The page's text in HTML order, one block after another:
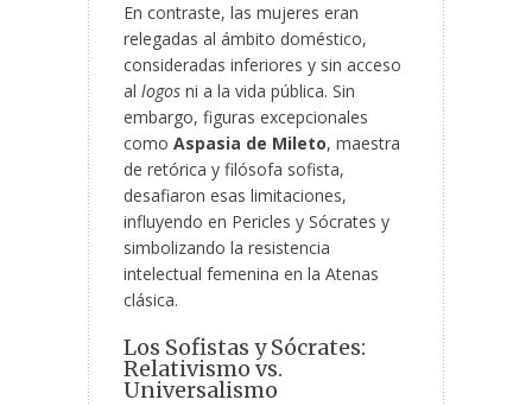
En contraste, las mujeres eran
relegadas al ámbito doméstico,
consideradas inferiores y sin acceso
al logos ni a la vida pública. Sin
embargo, figuras excepcionales
como Aspasia de Mileto, maestra
de retórica y filósofa sofista,
desafiaron esas limitaciones,
influyendo en Pericles y Sócrates y
simbolizando la resistencia
intelectual femenina en la Atenas
clásica.
Los Sofistas y Sócrates:
Relativismo vs.
Universalismo